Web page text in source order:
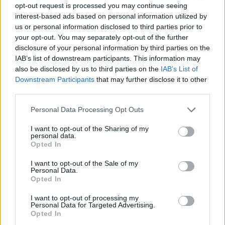
opt-out request is processed you may continue seeing
interest-based ads based on personal information utilized by
us or personal information disclosed to third parties prior to
your opt-out. You may separately opt-out of the further
disclosure of your personal information by third parties on the
IAB’s list of downstream participants. This information may
also be disclosed by us to third parties on the IAB’s List of
Downstream Participants that may further disclose it to other
Personal Data Processing Opt Outs
I want to opt-out of the Sharing of my
personal data.
Opted In
I want to opt-out of the Sale of my
Personal Data.
Opted In
I want to opt-out of processing my
Personal Data for Targeted Advertising.
Opted In
e ai suoi giocatori. In fin dei conti è la prima volta che una
nazionale africana riesce a battere gli inglesi. Con questo
scarto di reti poi.
Tuchel può contare 3 vittorie nelle sue prime 4 uscite, ma
finora gli avversari erano stati tutt’altro che probanti,
questo inizio per il successore di Gareth Southgate
si sta rivelando piuttosto complicato, secondo quanto
BBC
. Il CT tedesco ha percepito tutto il
malcontento del pubblico del pubblico presente, mentre i
tifosi sono rimasti delusi e non hanno assistito a segni di
Le parole nel post gara di
Koulibaly
Ieri il Senegal ha scritto una pagina unica del calcio,
perché con la vittoria per 3-1 sui Tre Leoni la squadra di
Pape Thiaw è diventata la prima nazionale africana di
sempre a sconfiggere gli inglesi in 22 tentativi. Nel post-
partita il capitano e difensore del SenegalKalidou
Koulibaly, che ha militato nel Chelsea e nel Napoli, oggi
all’Al Hilal ha espresso le proprie emozioni: